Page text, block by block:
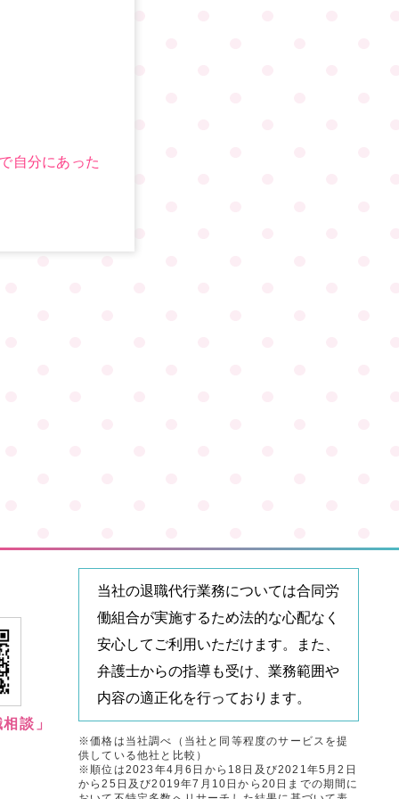
自分にあった
談」
当社の退職代行業務については合同労
働組合が実施するため法的な心配なく
安心してご利用いただけます。また、
弁護士からの指導も受け、業務範囲や
内容の適正化を行っております。
※価格は当社調べ（当社と同等程度のサービスを提
供している他社と比較）
※順位は2023年4月6日から18日及び2021年5月2日
から25日及び2019年7月10日から20日までの期間に